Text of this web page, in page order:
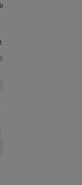
för inspiration.
ditt avtalade pris alt.
BLI KUND